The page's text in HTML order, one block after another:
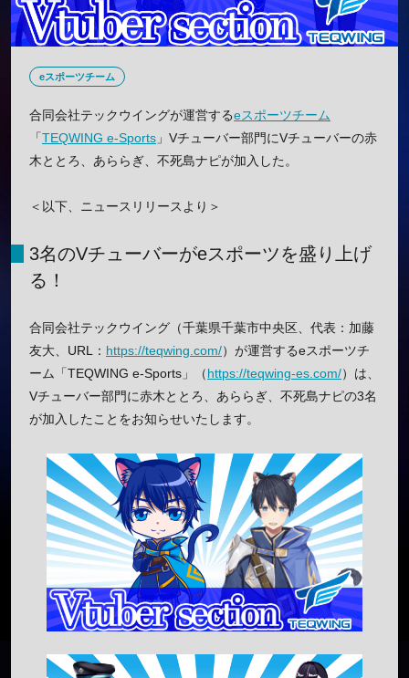
eスポーツチーム
合同会社テックウイングが運営するeスポーツチーム
「TEQWING e-Sports 」Vチューバー部門にVチューバーの赤
木ととろ、あららぎ、不死島ナピが加入した。
＜以下、ニュースリリースより＞
3名のVチューバーがeスポーツを盛り上げ
る！
合同会社テックウイング（千葉県千葉市中央区、代表：加藤
友大、URL： https://teqwing.com/）が運営するeスポーツチ
ーム「TEQWING e-Sports」（https://teqwing-es.com/）は、
Vチューバー部門に赤木ととろ、あららぎ、不死島ナピの3名
が加入したことをお知らせいたします。